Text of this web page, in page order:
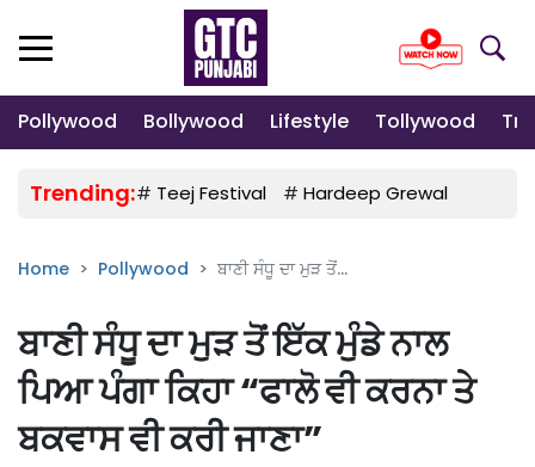
Pollywood Bollywood Lifestyle Tollywood
Trending:# Teej Festival # Hardeep Grewal
Home Pollywood ਬਾਣੀ ਸੰਧੂ ਦਾ ਮੁੜ ਤੋਂ...
ਬਾਣੀ ਸੰਧੂ ਦਾ ਮੁੜ ਤੋਂ ਇੱਕ ਮੁੰਡੇ ਨਾਲ
ਪਿਆ ਪੰਗਾ ਕਿਹਾ “ਫਾਲੋ ਵੀ ਕਰਨਾ ਤੇ
ਬਕਵਾਸ ਵੀ ਕਰੀ ਜਾਣਾ”